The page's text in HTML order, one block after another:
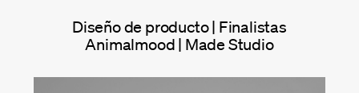
Supporters
Contacto
Diseño de producto | Finalistas
Animalmood | Made Studio